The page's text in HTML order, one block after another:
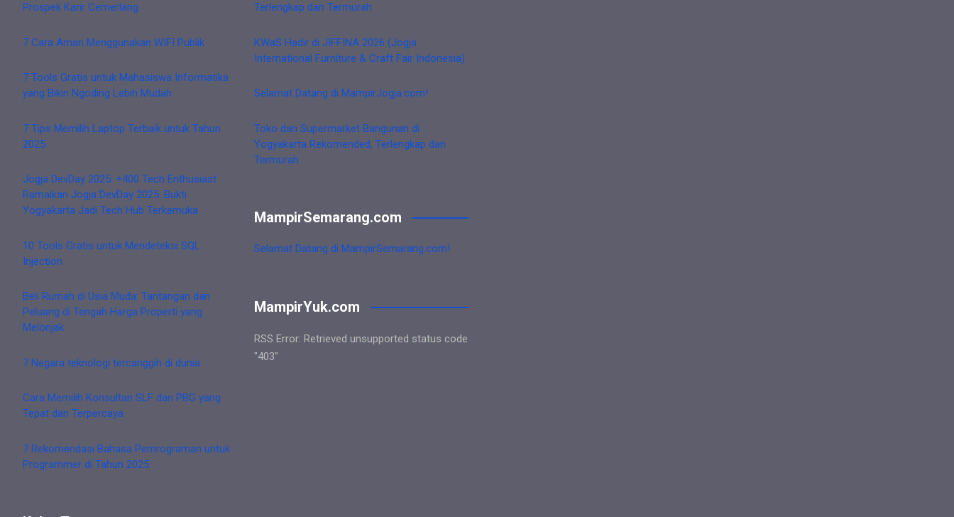
Prospek Karir Cemerlang
7 Cara Aman Menggunakan WIFI Publik
7 Tools Gratis untuk Mahasiswa Informatika
yang Bikin Ngoding Lebih Mudah
7 Tips Memilih Laptop Terbaik untuk Tahun
2025
Jogja DevDay 2025: +400 Tech Enthusiast
Ramaikan Jogja DevDay 2025: Bukti
Yogyakarta Jadi Tech Hub Terkemuka
10 Tools Gratis untuk Mendeteksi SQL
Injection
Beli Rumah di Usia Muda: Tantangan dan
Peluang di Tengah Harga Properti yang
Melonjak
7 Negara teknologi tercanggih di dunia
Cara Memilih Konsultan SLF dan PBG yang
Tepat dan Terpercaya
7 Rekomendasi Bahasa Pemrograman untuk
Programmer di Tahun 2025
Terlengkap dan Termurah
KWaS Hadir di JIFFINA 2026 (Jogja
International Furniture & Craft Fair Indonesia)
Selamat Datang di MampirJogja.com!
Toko dan Supermarket Bangunan di
Yogyakarta Rekomended, Terlengkap dan
Termurah
MampirSemarang.com
Selamat Datang di MampirSemarang.com!
MampirYuk.com
RSS Error: Retrieved unsupported status code
"403"